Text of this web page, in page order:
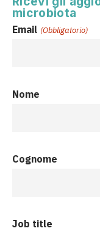
microbiota
Email (Obbligatorio)
Nome
Cognome
Job title